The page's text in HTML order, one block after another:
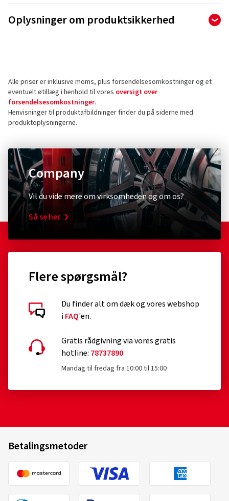
4,81
ud af i alt 108 anmeldelser
5 Stjerner (88)
4 Stjerner
3 Stjerner
2 Stjerner
Kundebedømmelser i detaljer
Nora V., Tyskland
Fælgstørrelse i tommer:
Farve:Black lip polish
Fælge monteret på:
Sommerdæk
Oplysninger om produktsikkerhed
13509 Berlin
Tyskland
Kontakt vedrørende produktsikkerhed (ikke
E-mail:info@berlintires.com
Alle priser er inklusive moms, plus forsendelsesomkostninger og et
eventuelt øtillæg i henhold til vores oversigt over
forsendelsesomkostninger.
Henvisninger til produktafbildninger finder du på siderne med
produktoplysningerne.
Company
Vil du vide mere om virksomheden og om os?
Så se her
Flere spørgsmål?
Du finder alt om dæk og vores webshop
iFAQ'en.
Gratis rådgivning via vores gratis
hotline: 78737890
Mandag til fredag fra 10:00 til 15:00
Betalingsmetoder